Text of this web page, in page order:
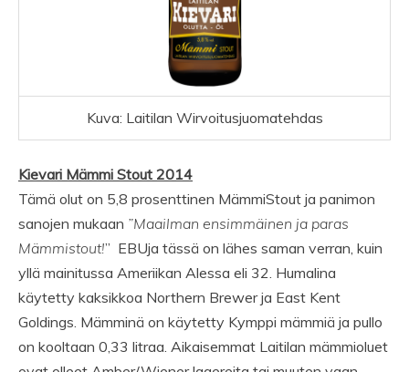
Kuva: Laitilan Wirvoitusjuomatehdas
Kievari Mämmi Stout 2014
Tämä olut on 5,8 prosenttinen MämmiStout ja panimon
sanojen mukaan ”Maailman ensimmäinen ja paras
Mämmistout!” EBUja tässä on lähes saman verran, kuin
yllä mainitussa Ameriikan Alessa eli 32. Humalina
käytetty kaksikkoa Northern Brewer ja East Kent
Goldings. Mämminä on käytetty Kymppi mämmiä ja pullo
on kooltaan 0,33 litraa. Aikaisemmat Laitilan mämmioluet